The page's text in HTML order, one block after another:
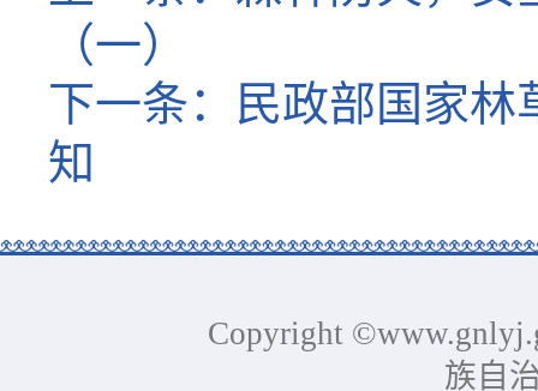
（一）
下一条：
民政部国家林
知
Copyright
族自